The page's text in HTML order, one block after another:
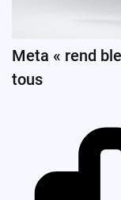
Meta « rend
tous